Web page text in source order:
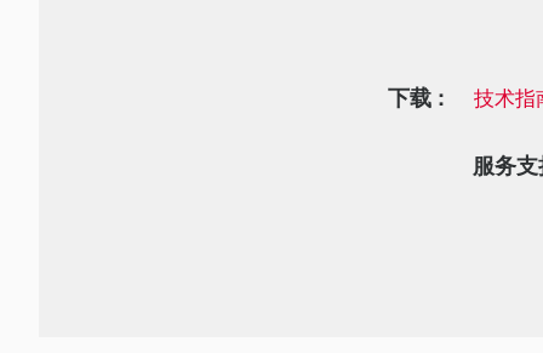
下载 : 技术指
服务